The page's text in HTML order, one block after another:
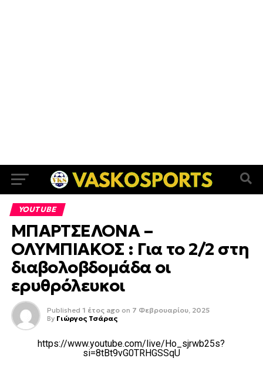
YOUTUBE
ΜΠΑΡΤΣΕΛΟΝΑ –
ΟΛΥΜΠΙΑΚΟΣ : Για το 2/2 στη
διαβολοβδομάδα οι
ερυθρόλευκοι
Published 1 έτος ago on 7 Φεβρουαρίου, 2025
By Γιώργος Τσάρας
https://www.youtube.com/live/Ho_sjrwb25s?
si=8tBt9vG0TRHGSSqU